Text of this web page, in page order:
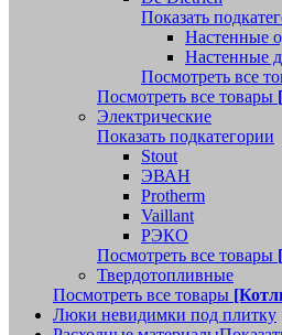
Показать
Настенные
Настенные
Посмотреть все
Посмотреть все товары
Электрические
Показать подкатегории
Stout
ЭВАН
Protherm
Vaillant
РЭКО
Посмотреть все товары
Твердотопливные
Посмотреть все товары
Люки невидимки под плитку